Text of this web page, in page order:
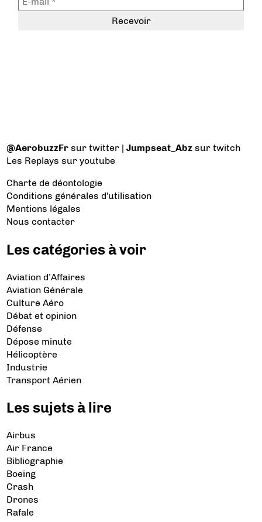
@AerobuzzFr sur twitter |Jumpseat_Abz sur twitch
Les Replays sur youtube
Charte de déontologie
Conditions générales d'utilisation
Mentions légales
Nous contacter
Les catégories à voir
Aviation d’Affaires
Aviation Générale
Culture Aéro
Débat et opinion
Défense
Dépose minute
Hélicoptère
Industrie
Transport Aérien
Les sujets à lire
Airbus
Air France
Bibliographie
Boeing
Crash
Drones
Rafale